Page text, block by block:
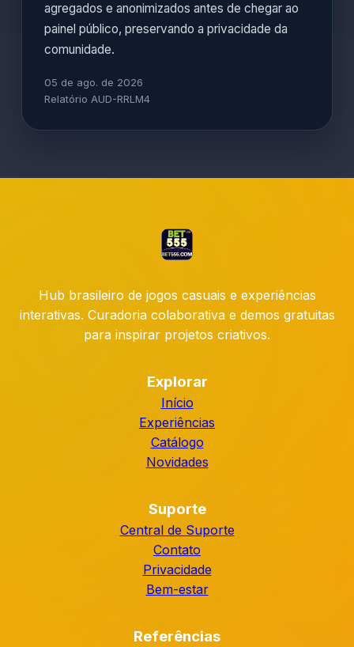
agregados e anonimizados antes de chegar ao
painel público, preservando a privacidade da
comunidade.
05 de ago. de 2026
Relatório AUD-RRLM4
Hub brasileiro de jogos casuais e experiências
interativas. Curadoria colaborativa e demos gratuitas
para inspirar projetos criativos.
Explorar
Início
Experiências
Catálogo
Novidades
Suporte
Central de Suporte
Contato
Privacidade
Bem-estar
Referências